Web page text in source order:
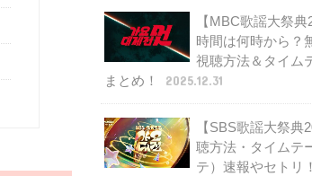
【MBC歌謡大祭
時間は何時から？
視聴方法＆タイム
まとめ！
2025.12.31
【SBS歌謡大祭典
聴方法・タイムテ
テ）速報やセトリ